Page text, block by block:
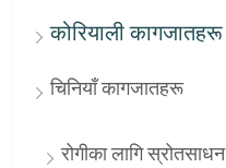
कोरियाली कागजातहरू
चिनियाँ कागजातहरू
रोगीका लागि स्रोतसाधन